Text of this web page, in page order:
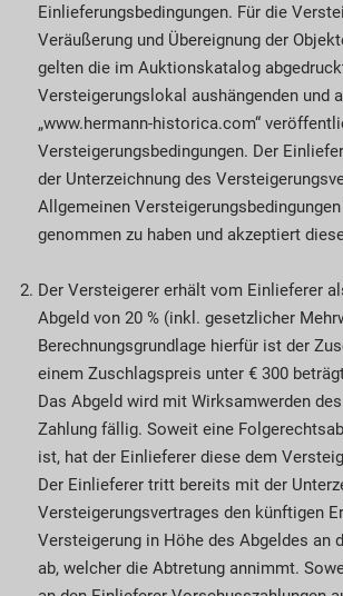
Einlieferungsbedingungen. Für die
Veräußerung und Übereignung der
gelten die im Auktionskatalog
Versteigerungslokal aushängenden und
„www.hermann-historica.com“
Versteigerungsbedingungen. Der
der Unterzeichnung des
Allgemeinen
genommen zu haben und akzeptiert
Der Versteigerer erhält vom Einlieferer
Abgeld von 20 % (inkl. gesetzlicher
Berechnungsgrundlage hierfür ist der
einem Zuschlagspreis unter € 300
Das Abgeld wird mit Wirksamwerden
Zahlung fällig. Soweit eine
ist, hat der Einlieferer diese dem
Der Einlieferer tritt bereits mit der
Versteigerungsvertrages den künftigen
Versteigerung in Höhe des Abgeldes an
ab, welcher die Abtretung annimmt.